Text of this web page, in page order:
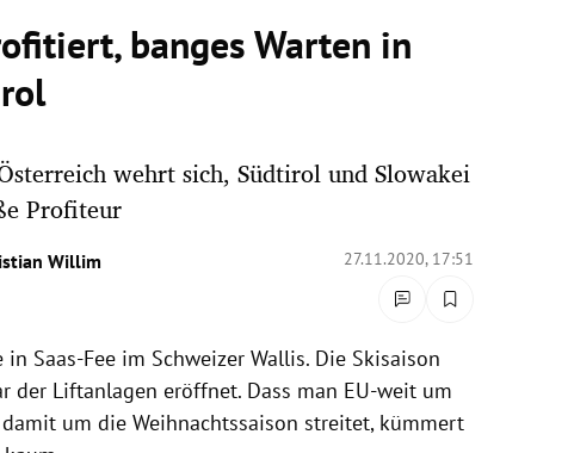
banges Warten in
wehrt sich, Südtirol und Slowakei
Profiteur
Willim 27.11.2020, 17:51
Saas-Fee im Schweizer Wallis. Die Skisaison
der Liftanlagen eröffnet. Dass man EU-weit um
um die Weihnachtssaison streitet, kümmert